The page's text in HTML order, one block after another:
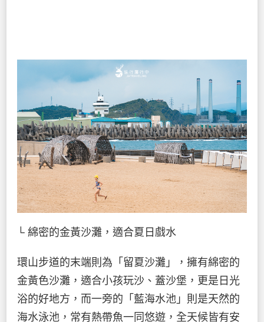
└ 綿密的金黃沙灘，適合夏日戲水
環山步道的末端則為「留夏沙灘」，擁有綿密的
金黃色沙灘，適合小孩玩沙、蓋沙堡，更是日光
浴的好地方，而一旁的「藍海水池」則是天然的
海水泳池，常有熱帶魚一同悠遊，全天候皆有安